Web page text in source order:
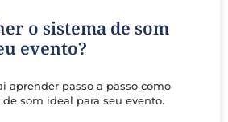
o sistema de som
evento?
aprender passo a passo como
som ideal para seu evento.